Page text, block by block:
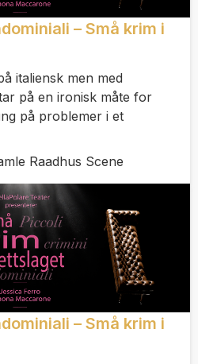
– Små krim i
italiensk men med
på en ironisk måte for
på problemer i et
Raadhus Scene
– Små krim i